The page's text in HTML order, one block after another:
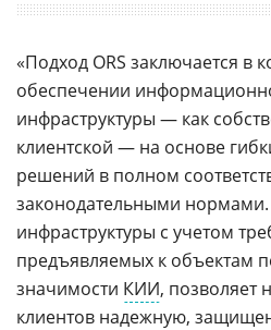
«Подход ORS заключается в
обеспечении
инфраструктуры — как
клиентской — на основе
решений в полном
законодательными нормами.
инфраструктуры с учетом
предъявляемых к объектам
значимости КИИ, позволяет
клиентов надежную,